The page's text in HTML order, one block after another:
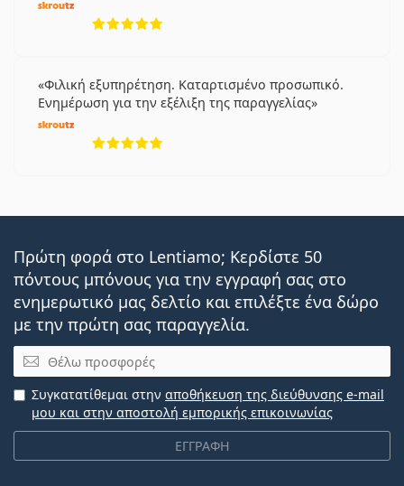
Φιλική εξυπηρέτηση. Καταρτισμένο προσωπικό.
Ενημέρωση για την εξέλιξη της παραγγελίας
Πρώτη φορά στο Lentiamo; Κερδίστε 50
πόντους μπόνους για την εγγραφή σας στο
ενημερωτικό μας δελτίο και επιλέξτε ένα δώρο
με την πρώτη σας παραγγελία.
Email
ΕΓΓΡΑΦΗ
Συγκατατίθεμαι στην αποθήκευση της διεύθυνσης e-mail
μου και στην αποστολή εμπορικής επικοινωνίας